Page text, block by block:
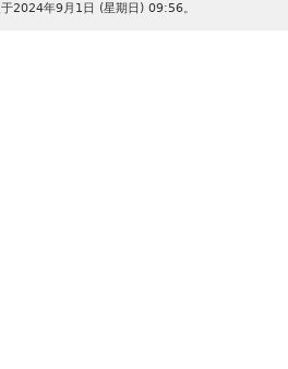
2024年9月1日 (星期日) 09:56。